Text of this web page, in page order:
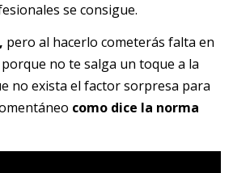
se consigue.
pero al hacerlo cometerás falta en
no te salga un toque a la
no exista el factor sorpresa para
como dice la norma